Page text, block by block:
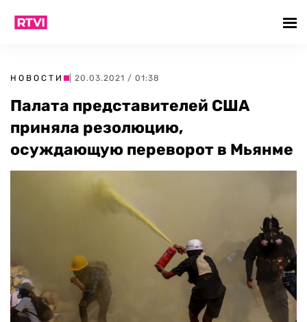
НОВОСТИ | 20.03.2021 / 01:38
Палата представителей США
приняла резолюцию,
осуждающую переворот в Мьянме